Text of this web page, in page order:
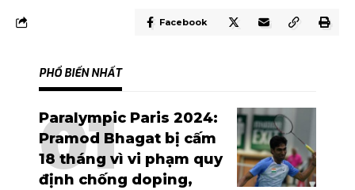
Facebook
PHỔ BIẾN NHẤT
Paralympic Paris 2024:
Pramod Bhagat bị cấm
18 tháng vì vi phạm quy
định chống doping,